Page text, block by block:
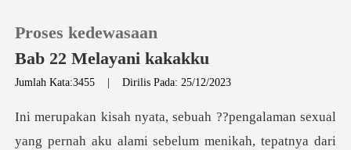
0
Proses kedewasaan
Bab 22 Melayani kakakku
Jumlah Kata:3455 |Dirilis Pada: 25/12/2023
tepatnya dari